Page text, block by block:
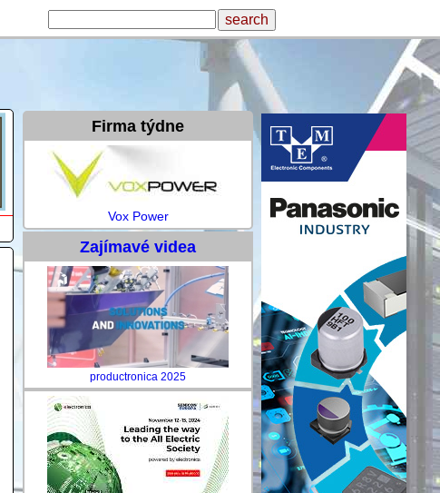
Firma týdne
Vox Power
Zajímavé videa
productronica 2025